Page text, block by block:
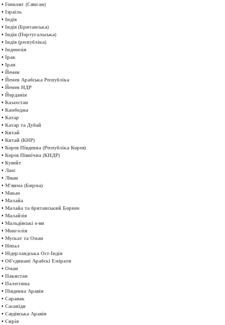
• Гонконг (Сянган)
• Ізраїль
• Індія
• Індія (Британська)
• Індія (Португальська)
• Індія (республіка)
• Індонезія
• Ірак
• Іран
• Йемен
• Йемен Арабська Республіка
• Йемен НДР
• Йорданія
• Казахстан
• Камбоджа
• Катар
• Катар та Дубай
• Китай
• Китай (КНР)
• Корея Південна (Республіка Корея)
• Корея Північна (КНДР)
• Кувейт
• Лаос
• Ліван
• М'янма (Бирма)
• Макао
• Малайа
• Малайа та британський Борнео
• Малайзія
• Мальдівські о-ви
• Монголія
• Мускат та Оман
• Непал
• Нідерландська Ост-Індія
• Об'єдинані Арабскі Емірати
• Оман
• Пакистан
• Палестина
• Південна Аравія
• Саравак
• Сасаніди
• Саудівська Аравія
• Сирія